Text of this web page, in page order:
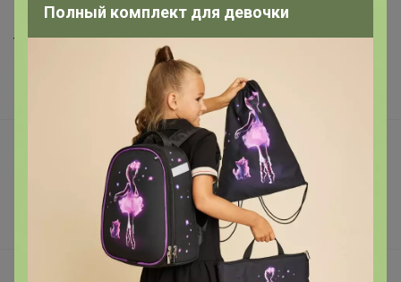
Шоурумы
Торговые марки
Подарочные сертификаты
Реклама на сайте
Поставщикам
Полный комплект для девочки